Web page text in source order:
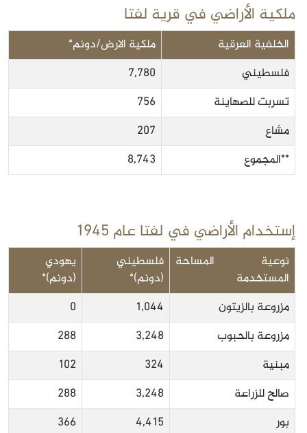
ملكية الأراضي في قرية لفتا
الخلفية العرقية
ملكية الارض/دونم*
فلسطيني
7,780
تسربت للصهاينة
756
مشاع
207
**المجموع
8,743
إستخدام الأراضي في لفتا عام 1945
نوعية المساحة
المستخدمة
فلسطيني
(دونم)*
يهودي
(دونم)*
مزروعة بالزيتون
1,044
0
مزروعة بالحبوب
3,248
288
مبنية
324
102
صالح للزراعة
3,248
288
بور
4,415
366